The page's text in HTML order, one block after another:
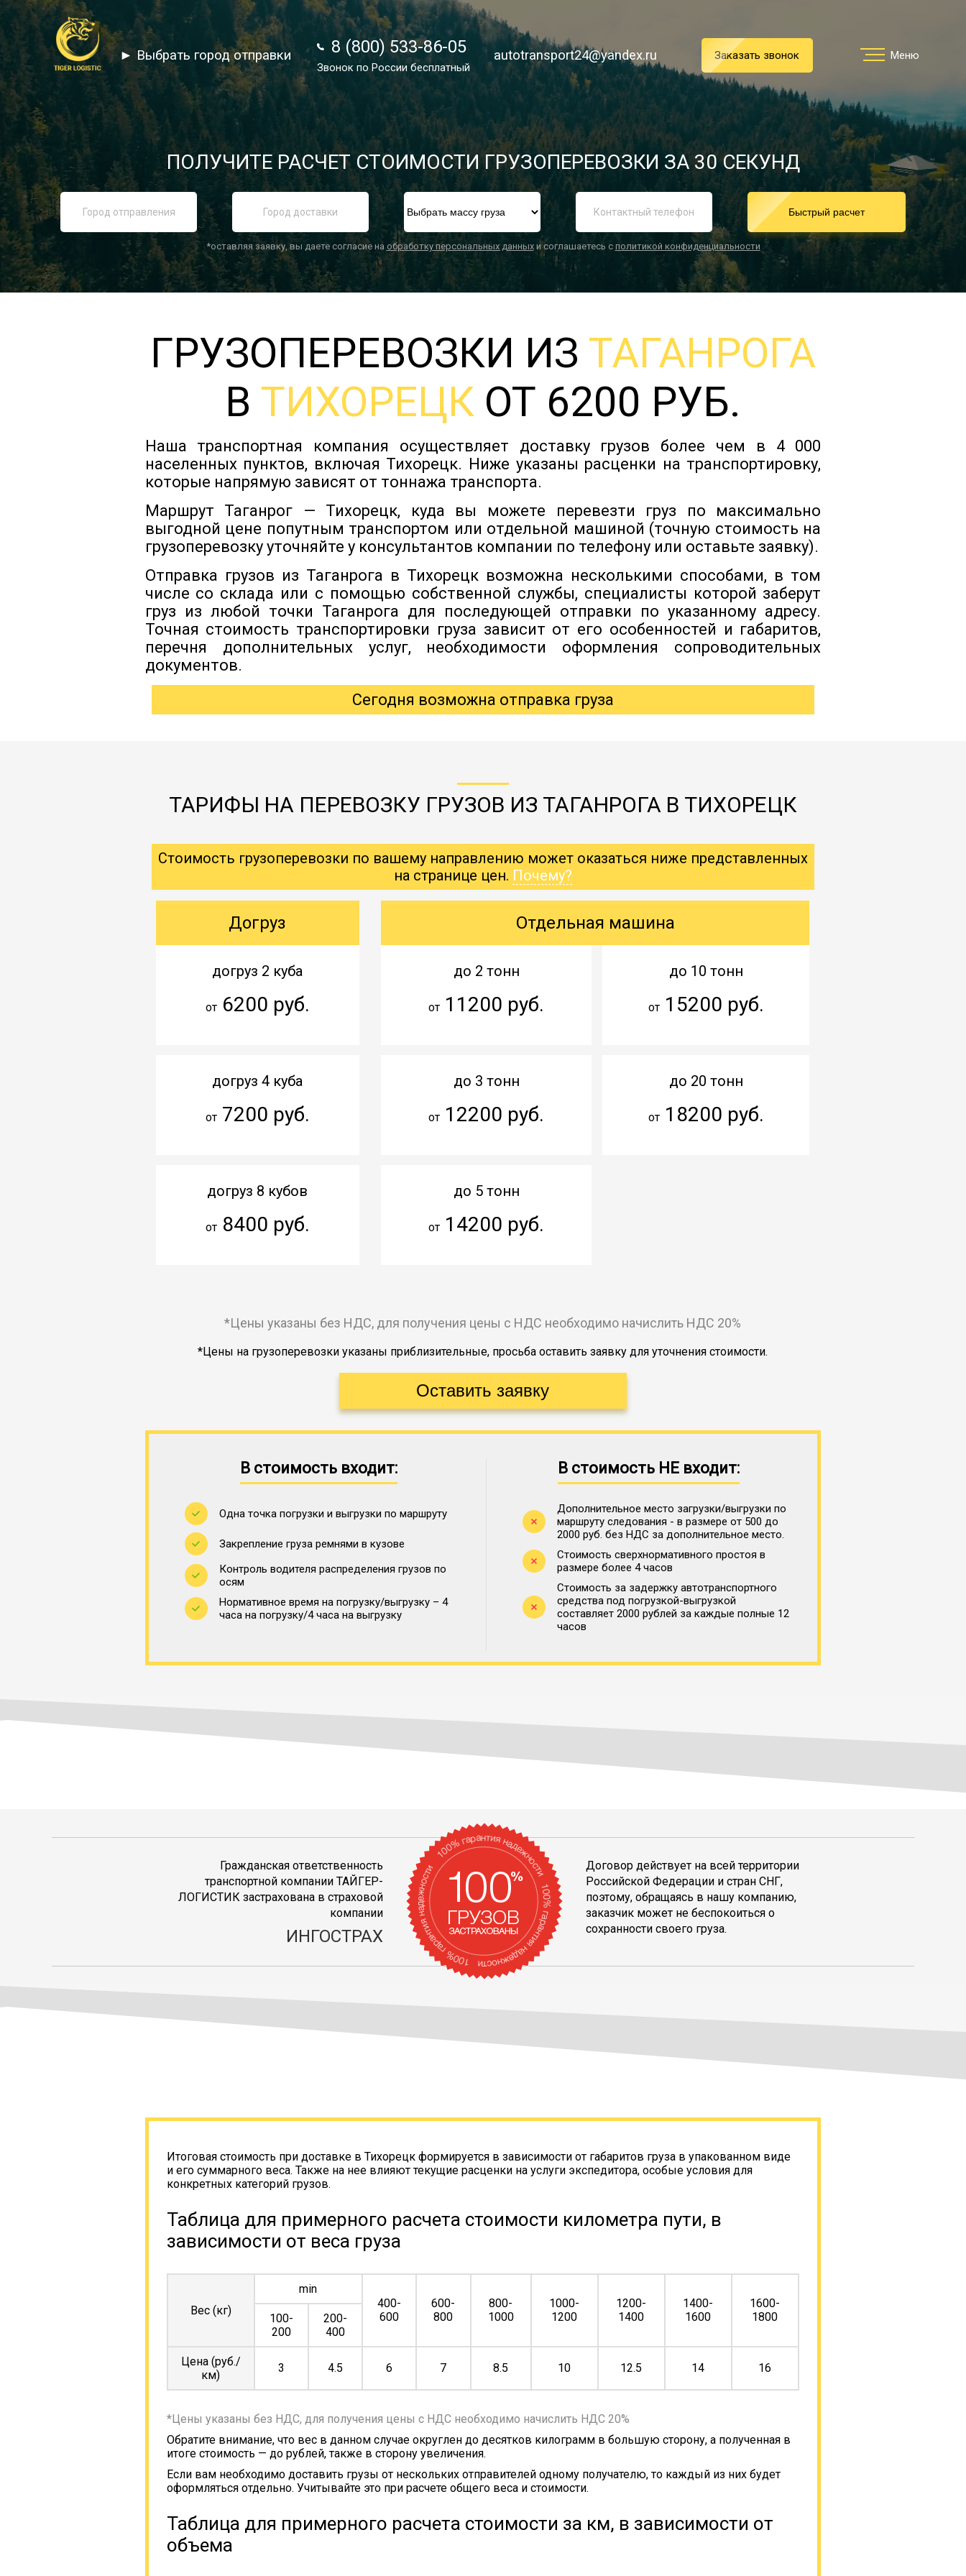
8 (800) 533-86-05
Звонок по России бесплатный
autotransport24@yandex.ru Заказать звонок Меню
Услуги
Преимущества
О компании
Тарифы
Отзывы
Статьи
Новости
Документы
Контакты
► Выбрать город отправки 8 (800) 533-86-05
Звонок по России бесплатный
autotransport24@yandex.ru Заказать звонок Меню
ПОЛУЧИТЕ РАСЧЕТ СТОИМОСТИ ГРУЗОПЕРЕВОЗКИ ЗА 30 СЕКУНД
Быстрый расчет
*оставляя заявку, вы даете согласие на обработку персональных данныхи соглашаетесь с политикой конфиденциальности
ГРУЗОПЕРЕВОЗКИ ИЗ ТАГАНРОГА
В ТИХОРЕЦК ОТ 6200 РУБ.
Наша транспортная компания осуществляет доставку грузов более чем в 4 000
населенных пунктов, включая Тихорецк. Ниже указаны расценки на транспортировку,
которые напрямую зависят от тоннажа транспорта.
Маршрут Таганрог — Тихорецк, куда вы можете перевезти груз по максимально
выгодной цене попутным транспортом или отдельной машиной (точную стоимость на
грузоперевозку уточняйте у консультантов компании по телефону или оставьте заявку).
Отправка грузов из Таганрога в Тихорецк возможна несколькими способами, в том
числе со склада или с помощью собственной службы, специалисты которой заберут
груз из любой точки Таганрога для последующей отправки по указанному адресу.
Точная стоимость транспортировки груза зависит от его особенностей и габаритов,
перечня дополнительных услуг, необходимости оформления сопроводительных
документов.
Сегодня возможна отправка груза
ТАРИФЫ НА ПЕРЕВОЗКУ ГРУЗОВ ИЗ ТАГАНРОГА В ТИХОРЕЦК
Стоимость грузоперевозки по вашему направлению может оказаться ниже представленных
на странице цен. Почему?
Догруз
догруз 2 куба
от6200 руб.
догруз 4 куба
от7200 руб.
догруз 8 кубов
от8400 руб.
Отдельная машина
до 2 тонн
от 11200 руб.
до 3 тонн
от 12200 руб.
до 5 тонн
от 14200 руб.
до 10 тонн
от15200 руб.
до 20 тонн
от18200 руб.
*Цены указаны без НДС, для получения цены с НДС необходимо начислить НДС 20%
*Цены на грузоперевозки указаны приблизительные, просьба оставить заявку для уточнения стоимости.
В стоимость входит:
Одна точка погрузки и выгрузки по маршруту
Закрепление груза ремнями в кузове
Контроль водителя распределения грузов по
осям
Нормативное время на погрузку/выгрузку – 4
часа на погрузку/4 часа на выгрузку
В стоимость НЕ входит:
Дополнительное место загрузки/выгрузки по
маршруту следования - в размере от 500 до
2000 руб. без НДС за дополнительное место.
Стоимость сверхнормативного простоя в
размере более 4 часов
Стоимость за задержку автотранспортного
средства под погрузкой-выгрузкой
составляет 2000 рублей за каждые полные 12
часов
Гражданская ответственность
транспортной компании ТАЙГЕР-
ЛОГИСТИК застрахована в страховой
компании
ИНГОСТРАХ
Договор действует на всей территории
Российской Федерации и стран СНГ,
поэтому, обращаясь в нашу компанию,
заказчик может не беспокоиться о
сохранности своего груза.
Итоговая стоимость при доставке в Тихорецк формируется в зависимости от габаритов груза в упакованном виде
и его суммарного веса. Также на нее влияют текущие расценки на услуги экспедитора, особые условия для
конкретных категорий грузов.
Таблица для примерного расчета стоимости километра пути, в
зависимости от веса груза
Вес (кг)
min
400-
600
600-
800
800-
1000
1000-
1200
1200-
1400
1400-
1600
1600-
1800
100-
200
200-
400
Цена (руб./
км)
3 4.5 6 7 8.5 10 12.5 14 16
*Цены указаны без НДС, для получения цены с НДС необходимо начислить НДС 20%
Обратите внимание, что вес в данном случае округлен до десятков килограмм в большую сторону, а полученная в
итоге стоимость — до рублей, также в сторону увеличения.
Если вам необходимо доставить грузы от нескольких отправителей одному получателю, то каждый из них будет
оформляться отдельно. Учитывайте это при расчете общего веса и стоимости.
Таблица для примерного расчета стоимости за км, в зависимости от
объема